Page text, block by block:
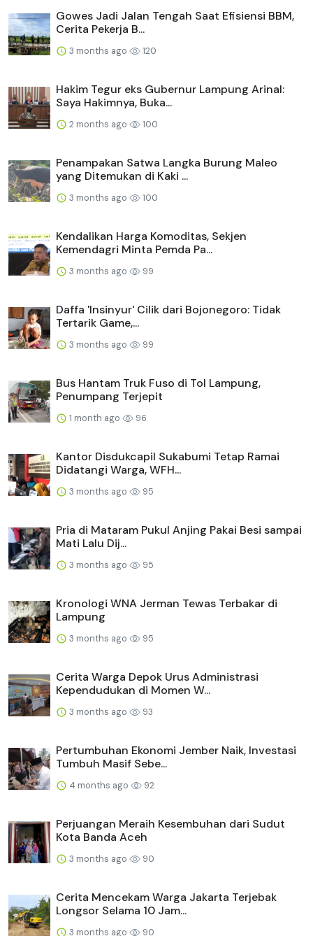
Gowes Jadi Jalan Tengah Saat Efisiensi BBM,
Cerita Pekerja B...
3 months ago 120
Hakim Tegur eks Gubernur Lampung Arinal:
Saya Hakimnya, Buka...
2 months ago 100
Penampakan Satwa Langka Burung Maleo
yang Ditemukan di Kaki ...
3 months ago 100
Kendalikan Harga Komoditas, Sekjen
Kemendagri Minta Pemda Pa...
3 months ago 99
Daffa 'Insinyur' Cilik dari Bojonegoro: Tidak
Tertarik Game,...
3 months ago 99
Bus Hantam Truk Fuso di Tol Lampung,
Penumpang Terjepit
1 month ago 96
Kantor Disdukcapil Sukabumi Tetap Ramai
Didatangi Warga, WFH...
3 months ago 95
Pria di Mataram Pukul Anjing Pakai Besi sampai
Mati Lalu Dij...
3 months ago 95
Kronologi WNA Jerman Tewas Terbakar di
Lampung
3 months ago 95
Cerita Warga Depok Urus Administrasi
Kependudukan di Momen W...
3 months ago 93
Pertumbuhan Ekonomi Jember Naik, Investasi
Tumbuh Masif Sebe...
4 months ago 92
Perjuangan Meraih Kesembuhan dari Sudut
Kota Banda Aceh
3 months ago 90
Cerita Mencekam Warga Jakarta Terjebak
Longsor Selama 10 Jam...
3 months ago 90